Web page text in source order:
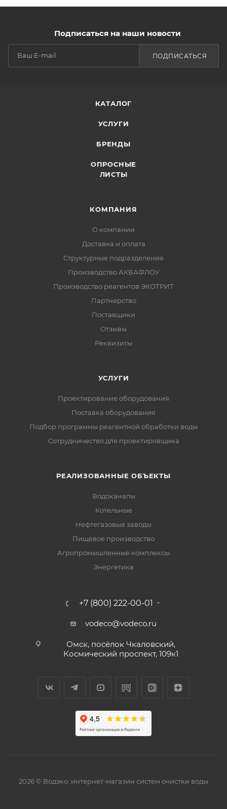
Подписаться на наши новости
ПОДПИСАТЬСЯ
КАТАЛОГ
УСЛУГИ
БРЕНДЫ
ОПРОСНЫЕ
ЛИСТЫ
КОМПАНИЯ
О компании
Доставка и оплата
Структурные подразделения
Производство АКВАФЛОУ
Производство реагентов ЭКОТРИТ
Партнерство
Поставщики
Отзывы
Реквизиты
УСЛУГИ
Проектирование оборудования
Поставка оборудования
Подбор программы реагентной обработки воды
Сотрудничество для проектировщика
РЕАЛИЗОВАННЫЕ ОБЪЕКТЫ
Водоканалы
Котельные
Нефтегазовые заводы
Пищевое производство
Агропромышленные комплексы
Энергетика
+7 (800) 222-00-01
vodeco@vodeco.ru
Омск, посёлок Чкаловский,
Космический проспект, 109к1
2026 © Водэко: интернет-магазин систем очистки воды